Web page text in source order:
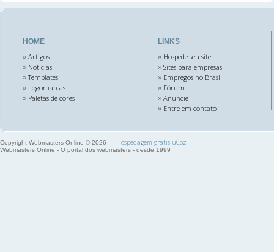
HOME
» Artigos
» Notícias
»Templates
» Logomarcas
» Paletas de cores
LINKS
» Hospede seu site
» Sites para empresas
» Empregos no Brasil
» Fórum
» Anuncie
» Entre em contato
Copyright Webmasters Online © 2026 — Hospedagem grátis uCoz
Webmasters Online - O portal dos webmasters - desde 1999